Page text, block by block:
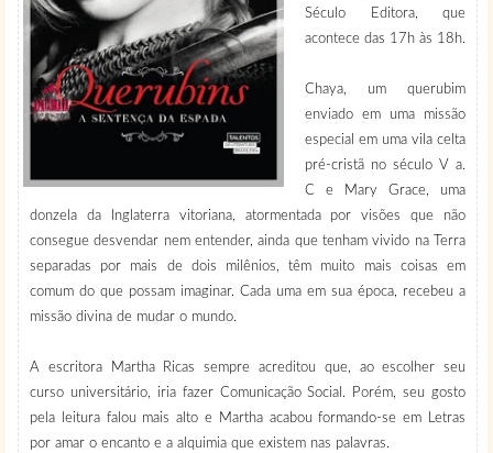
Século Editora, que
acontece das 17h às 18h.
Chaya, um querubim
enviado em uma missão
especial em uma vila celta
pré-cristã no século V a.
C e Mary Grace, uma
donzela da Inglaterra vitoriana, atormentada por visões que não
consegue desvendar nem entender, ainda que tenham vivido na Terra
separadas por mais de dois milênios, têm muito mais coisas em
comum do que possam imaginar. Cada uma em sua época, recebeu a
missão divina de mudar o mundo.
A escritora Martha Ricas sempre acreditou que, ao escolher seu
curso universitário, iria fazer Comunicação Social. Porém, seu gosto
pela leitura falou mais alto e Martha acabou formando-se em Letras
por amar o encanto e a alquimia que existem nas palavras.